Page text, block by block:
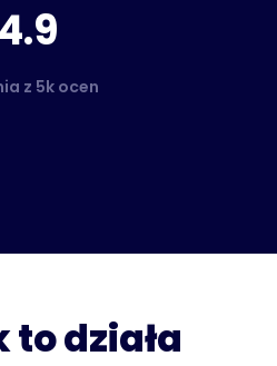
4.9
z 5k ocen
to działa